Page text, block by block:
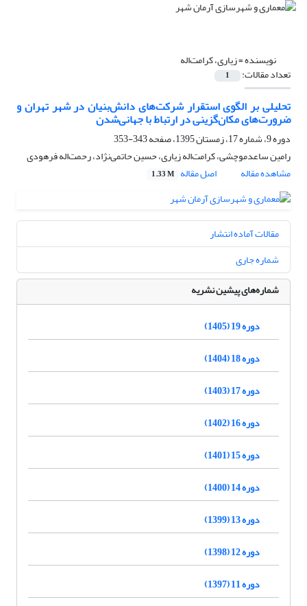
نویسنده =زیاری، کرامت‌اله
تعداد مقالات: 1
تحلیلی بر الگوی استقرار شرکت‌های دانش‌بنیان در شهر تهران و
ضرورت‌های مکان‌گزینی در ارتباط با جهانی‌شدن
دوره 9، شماره 17، زمستان 1395، صفحه
343-353
رامین ساعد‌موچشی، کرامت‌اله زیاری، حسین حاتمی‌نژاد، رحمت‌‌اله فرهودی
مشاهده مقاله
اصل مقاله 1.33 M
مقالات آماده انتشار
شماره جاری
شماره‌های پیشین نشریه
دوره 19 (1405)
دوره 18 (1404)
دوره 17 (1403)
دوره 16 (1402)
دوره 15 (1401)
دوره 14 (1400)
دوره 13 (1399)
دوره 12 (1398)
دوره 11 (1397)